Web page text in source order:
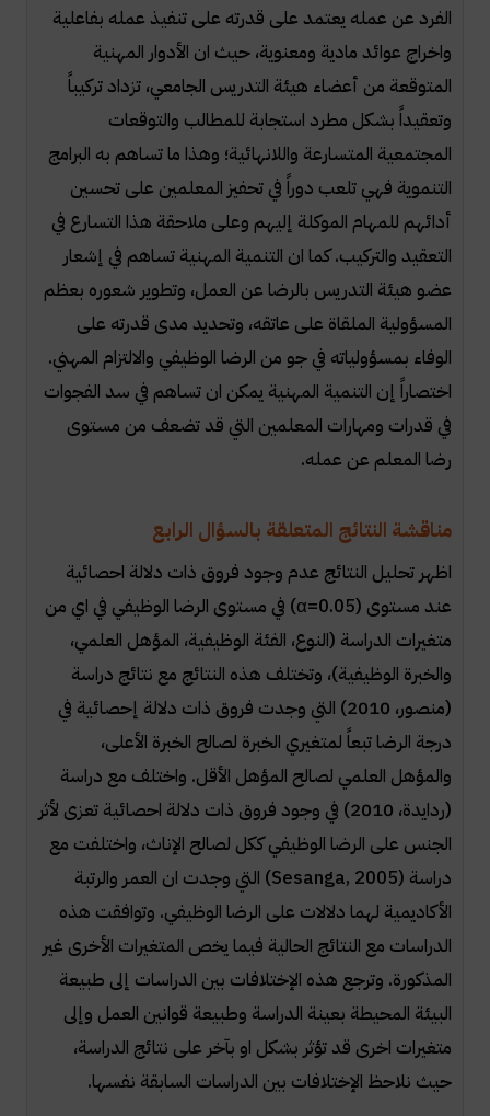
الفرد عن عمله يعتمد على قدرته على تنفيذ عمله بفاعلية
واخراج عوائد مادية ومعنوية، حيث ان الأدوار المهنية
المتوقعة من أعضاء هيئة التدريس الجامعي، تزداد تركيباً
وتعقيداً بشكل مطرد استجابة للمطالب والتوقعات
المجتمعية المتسارعة واللانهائية؛ وهذا ما تساهم به البرامج
التنموية فهي تلعب دوراً في تحفيز المعلمين على تحسين
أدائهم للمهام الموكلة إليهم وعلى ملاحقة هذا التسارع في
التعقيد والتركيب. كما ان التنمية المهنية تساهم في إشعار
عضو هيئة التدريس بالرضا عن العمل، وتطوير شعوره بعظم
المسؤولية الملقاة على عاتقه، وتحديد مدى قدرته على
الوفاء بمسؤولياته في جو من الرضا الوظيفي والالتزام المهني.
اختصاراً إن التنمية المهنية يمكن ان تساهم في سد الفجوات
في قدرات ومهارات المعلمين التي قد تضعف من مستوى
رضا المعلم عن عمله.
مناقشة النتائج المتعلقة بالسؤال الرابع
اظهر تحليل النتائج عدم وجود فروق ذات دلالة احصائية
عند مستوى (α=0.05) في مستوى الرضا الوظيفي في اي من
متغيرات الدراسة (النوع، الفئة الوظيفية، المؤهل العلمي،
والخبرة الوظيفية)، وتختلف هذه النتائج مع نتائج دراسة
(منصور، 2010) التي وجدت فروق ذات دلالة إحصائية في
درجة الرضا تبعاً لمتغيري الخبرة لصالح الخبرة الأعلى،
والمؤهل العلمي لصالح المؤهل الأقل. واختلف مع دراسة
(ردايدة، 2010) في وجود فروق ذات دلالة احصائية تعزى لأثر
الجنس على الرضا الوظيفي ككل لصالح الإناث، واختلفت مع
دراسة (Sesanga, 2005) التي وجدت ان العمر والرتبة
الأكاديمية لهما دلالات على الرضا الوظيفي. وتوافقت هذه
الدراسات مع النتائج الحالية فيما يخص المتغيرات الأخرى غير
المذكورة. وترجع هذه الإختلافات بين الدراسات إلى طبيعة
البيئة المحيطة بعينة الدراسة وطبيعة قوانين العمل وإلى
متغيرات اخرى قد تؤثر بشكل او بآخر على نتائج الدراسة،
حيث نلاحظ الإختلافات بين الدراسات السابقة نفسها.